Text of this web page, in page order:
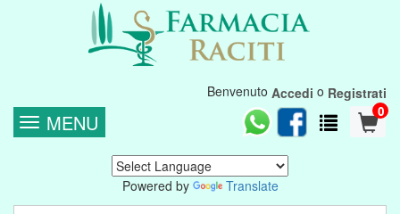
Benvenuto Accedi o Registrati
0
MENU
Powered by Translate